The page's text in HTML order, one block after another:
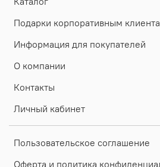
Подарки корпоративным
Информация для покупателей
О компании
Контакты
Личный кабинет
Пользовательское соглашение
Оферта и политика